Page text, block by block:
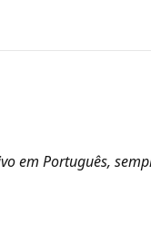
em Português,